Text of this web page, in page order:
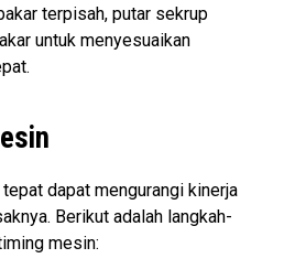
terpisah, putar sekrup
untuk menyesuaikan
dapat mengurangi kinerja
Berikut adalah langkah-
mesin: